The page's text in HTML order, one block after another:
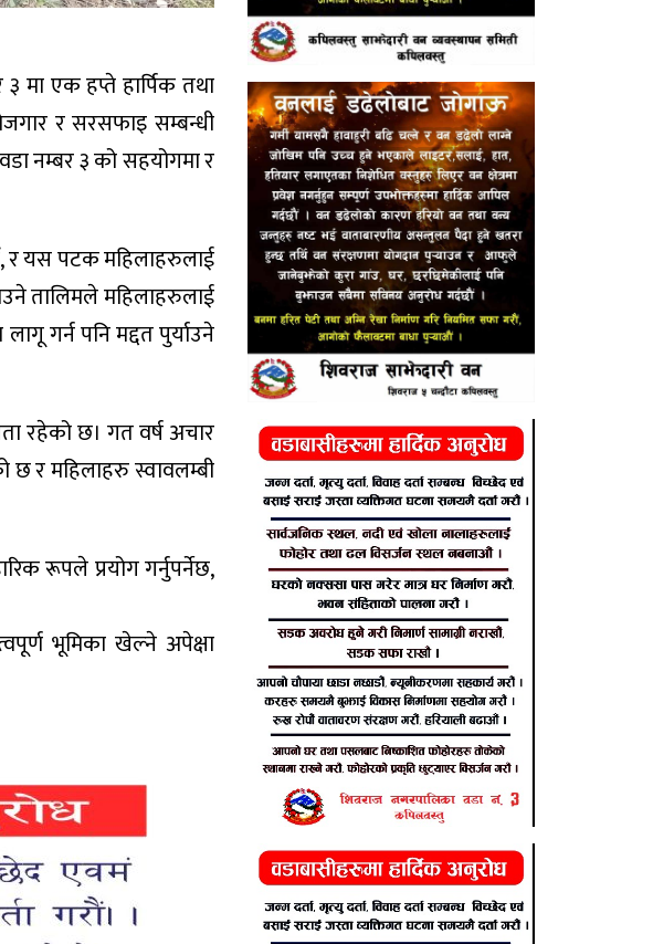
मा एक हप्ते हार्पिक तथा
र सरसफाइ सम्बन्धी
नम्बर ३ को सहयोगमा र
र यस पटक महिलाहरुलाई
तालिमले महिलाहरुलाई
गर्न पनि मद्दत पुर्याउने
रहेको छ। गत वर्ष अचार
छ र महिलाहरु स्वावलम्बी
रूपले प्रयोग गर्नुपर्नेछ,
भूमिका खेल्ने अपेक्षा